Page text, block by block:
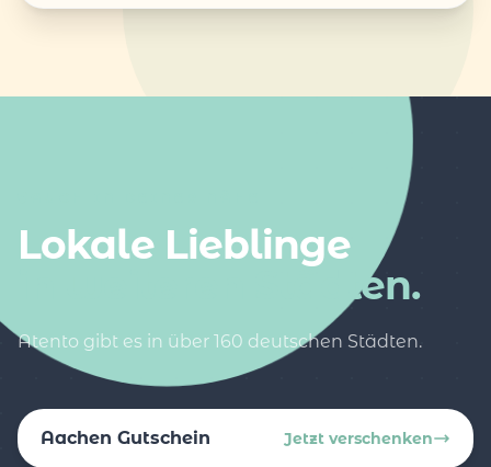
Lokale Lieblinge
in weiteren Städten.
Atento gibt es in über 160 deutschen Städten.
Aachen Gutschein Jetzt verschenken